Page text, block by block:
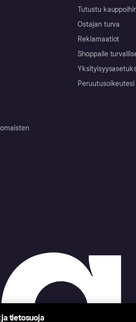
Tutustu
Ostajan turva
Reklamaatiot
Shoppaile
Peruutusoikeutesi
tietosuoja